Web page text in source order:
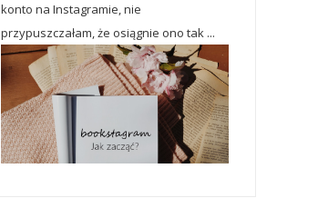
konto na Instagramie, nie
przypuszczałam, że osiągnie ono tak ...